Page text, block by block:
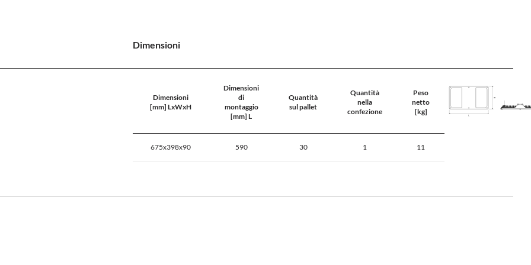
Dimensioni
Dimensioni
[mm] LxWxH
Dimensioni
di
montaggio
[mm] L
Quantità
sul pallet
Quantità
nella
confezione
Peso
netto
[kg]
675x398x90 590 30 1 11